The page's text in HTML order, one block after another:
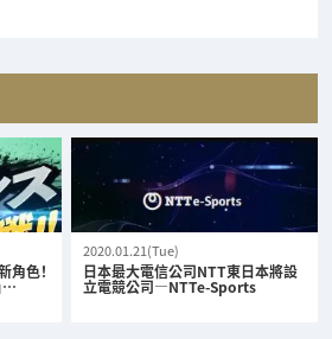
角色！
…
2020.01.21(Tue)
日本最大電信公司NTT東日本將設
立電競公司—NTTe-Sports